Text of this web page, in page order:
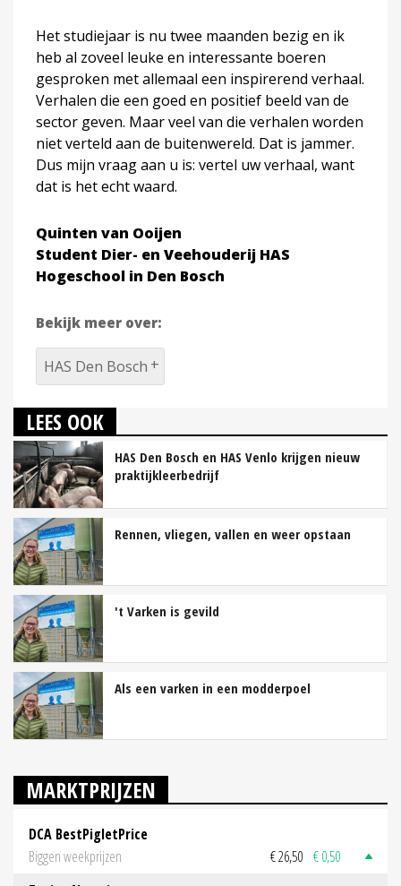
Het studiejaar is nu twee maanden bezig en ik
heb al zoveel leuke en interessante boeren
gesproken met allemaal een inspirerend verhaal.
Verhalen die een goed en positief beeld van de
sector geven. Maar veel van die verhalen worden
niet verteld aan de buitenwereld. Dat is jammer.
Dus mijn vraag aan u is: vertel uw verhaal, want
dat is het echt waard.
Quinten van Ooijen
Student Dier- en Veehouderij HAS
Hogeschool in Den Bosch
Bekijk meer over:
HAS Den Bosch
LEES OOK
HAS Den Bosch en HAS Venlo krijgen nieuw
praktijkleerbedrijf
Rennen, vliegen, vallen en weer opstaan
't Varken is gevild
Als een varken in een modderpoel
MARKTPRIJZEN
DCA BestPigletPrice
Biggen weekprijzen
€ 26,50 € 0,50